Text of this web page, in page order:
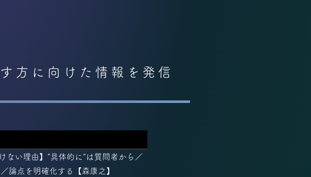
方に向けた情報を発信
ない理由】”具体的に”は質問者から／
論点を明確化する【森康之】